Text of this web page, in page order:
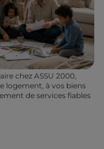
chez ASSU 2000,
logement, à vos biens
de services fiables